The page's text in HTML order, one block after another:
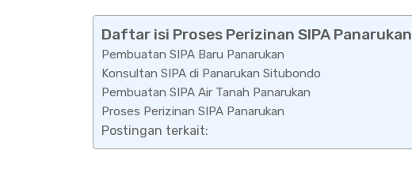
Daftar isi Proses Perizinan SIPA Panarukan
Pembuatan SIPA Baru Panarukan
Konsultan SIPA di Panarukan Situbondo
Pembuatan SIPA Air Tanah Panarukan
Proses Perizinan SIPA Panarukan
Postingan terkait: